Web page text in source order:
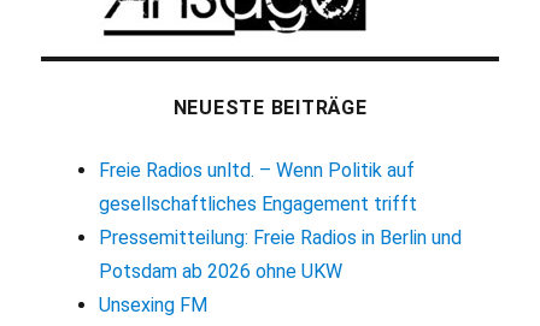
NEUESTE BEITRÄGE
Freie Radios unltd. – Wenn Politik auf
gesellschaftliches Engagement trifft
Pressemitteilung: Freie Radios in Berlin und
Potsdam ab 2026 ohne UKW
Unsexing FM